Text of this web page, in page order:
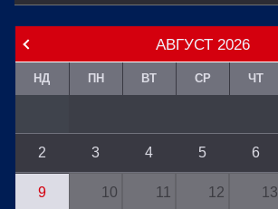
АВГУСТ 2026
НД ПН ВТ СР ЧТ
2 3 4 5 6
9 10 11 12 13